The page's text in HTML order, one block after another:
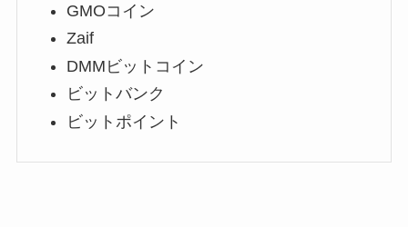
GMOコイン
Zaif
DMMビットコイン
ビットバンク
ビットポイント